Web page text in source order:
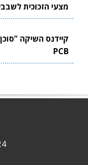
מצעי הזכוכית
קיידנס השיקה
PCB